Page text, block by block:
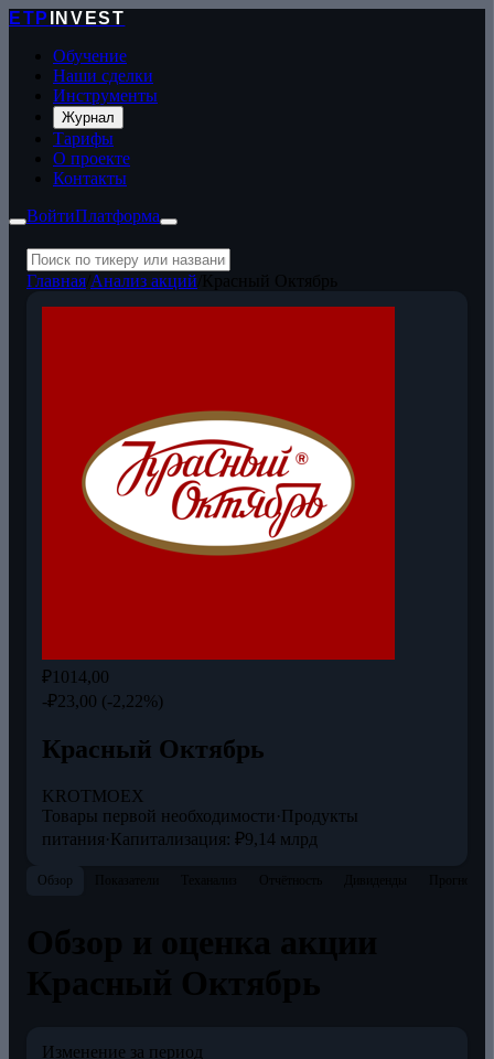
ETP
INVEST
Обучение
Наши сделки
Инструменты
Журнал
Тарифы
О проекте
Контакты
ВойтиПлатформа
Главная Анализ акций
₽1014,00
-₽23,00 (-2,22%)
Красный Октябрь
KROTMOEX
Товары первой необходимости·Продукты
питания·Капитализация: ₽9,14 млрд
Обзор
Изменение за период